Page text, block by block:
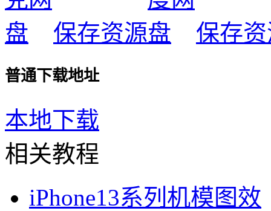
保存资源 保存
普通下载地址
本地下载
相关教程
iPhone13系列机模图效